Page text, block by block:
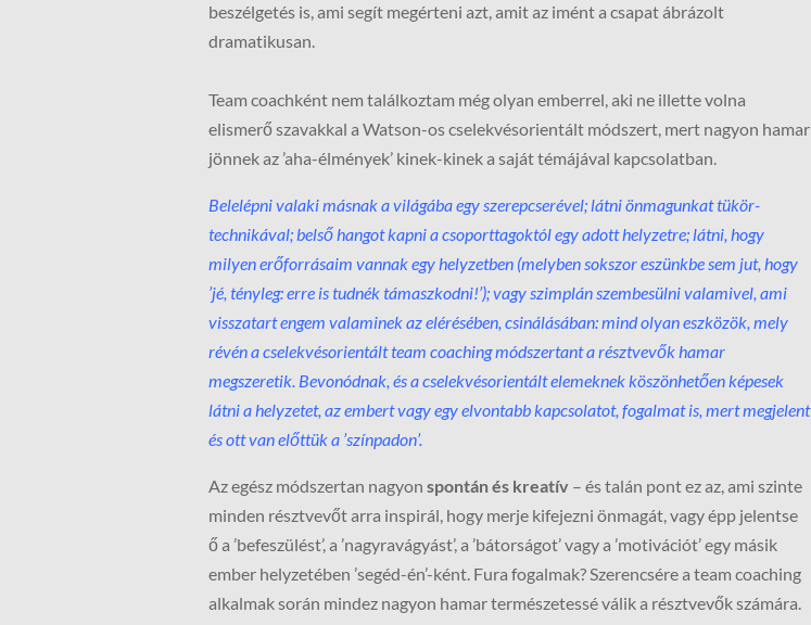
beszélgetés is, ami segít megérteni azt, amit az imént a csapat ábrázolt
dramatikusan.
Team coachként nem találkoztam még olyan emberrel, aki ne illette volna
elismerő szavakkal a Watson-os cselekvésorientált módszert, mert nagyon hamar
jönnek az ’aha-élmények’ kinek-kinek a saját témájával kapcsolatban.
Belelépni valaki másnak a világába egy szerepcserével; látni önmagunkat tükör-
technikával; belső hangot kapni a csoporttagoktól egy adott helyzetre; látni, hogy
milyen erőforrásaim vannak egy helyzetben (melyben sokszor eszünkbe sem jut, hogy
’jé, tényleg: erre is tudnék támaszkodni!’); vagy szimplán szembesülni valamivel, ami
visszatart engem valaminek az elérésében, csinálásában: mind olyan eszközök, mely
révén a cselekvésorientált team coaching módszertant a résztvevők hamar
megszeretik. Bevonódnak, és a cselekvésorientált elemeknek köszönhetően képesek
látni a helyzetet, az embert vagy egy elvontabb kapcsolatot, fogalmat is, mert megjelent
és ott van előttük a ’színpadon’.
Az egész módszertan nagyon spontán és kreatív – és talán pont ez az, ami szinte
minden résztvevőt arra inspirál, hogy merje kifejezni önmagát, vagy épp jelentse
ő a ’befeszülést’, a ’nagyravágyást’, a ’bátorságot’ vagy a ’motivációt’ egy másik
ember helyzetében ’segéd-én’-ként. Fura fogalmak? Szerencsére a team coaching
alkalmak során mindez nagyon hamar természetessé válik a résztvevők számára.